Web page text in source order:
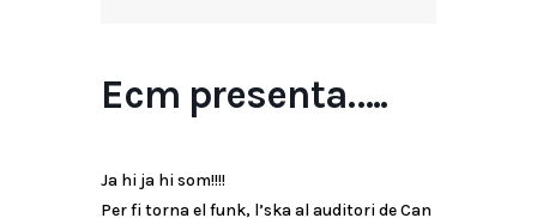
Ecm presenta…..
Ja hi ja hi som!!!!
Per fi torna el funk, l’ska al auditori de Can